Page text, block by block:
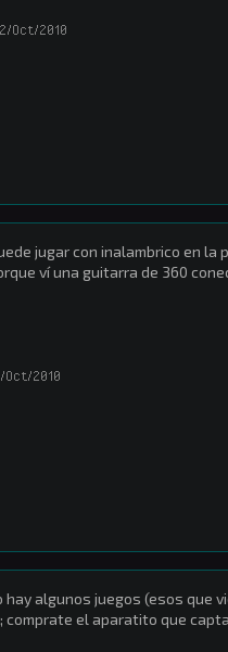
Oct/2010
jugar con inalambrico en
ví una guitarra de 360
Oct/2010
hay algunos juegos (esos que
comprate el aparatito que